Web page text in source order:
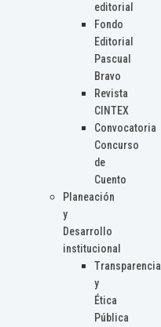
editorial
Fondo
Editorial
Pascual
Bravo
Revista
CINTEX
Convocatoria
Concurso
de
Cuento
Planeación
y
Desarrollo
institucional
Transparencia
y
Ética
Pública